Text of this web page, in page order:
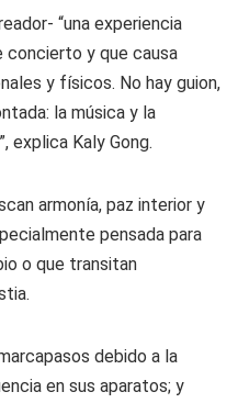
“una experiencia
y que causa
y físicos. No hay guion,
la música y la
explica Kaly Gong.
armonía, paz interior y
pensada para
o que transitan
debido a la
en sus aparatos; y